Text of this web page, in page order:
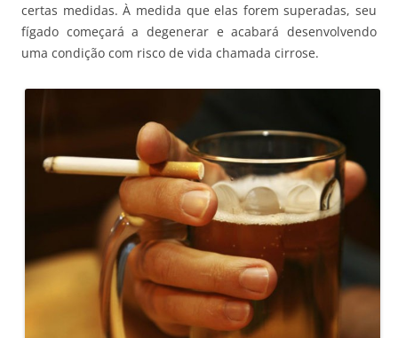
certas medidas. À medida que elas forem superadas, seu
fígado começará a degenerar e acabará desenvolvendo
uma condição com risco de vida chamada cirrose.